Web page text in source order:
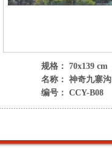
规格： 70x139 cm
名称： 神奇九寨沟
编号： CCY-B08